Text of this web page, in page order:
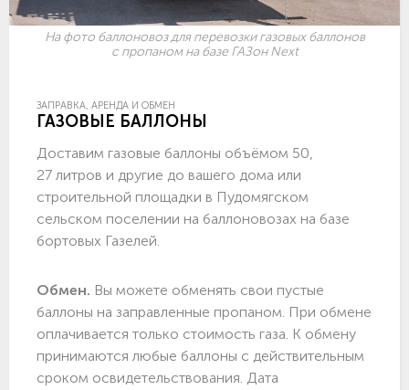
На фото баллоновоз для перевозки газовых баллонов
с пропаном на базе ГАЗон Next
ЗАПРАВКА, АРЕНДА И ОБМЕН
ГАЗОВЫЕ БАЛЛОНЫ
Доставим газовые баллоны объёмом 50,
27 литров и другие до вашего дома или
строительной площадки в Пудомягском
сельском поселении на баллоновозах на базе
бортовых Газелей.
Обмен. Вы можете обменять свои пустые
баллоны на заправленные пропаном. При обмене
оплачивается только стоимость газа. К обмену
принимаются любые баллоны с действительным
сроком освидетельствования. Дата